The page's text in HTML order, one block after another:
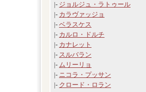
|- ジョルジュ・ラトゥール
|- カラヴァッジョ
|- ベラスケス
|- カルロ・ドルチ
|- カナレット
|- スルバラン
|- ムリーリョ
|- ニコラ・プッサン
|- クロード・ロラン